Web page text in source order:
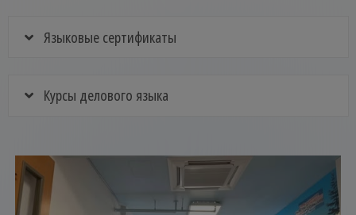
Языковые сертификаты
Курсы делового языка